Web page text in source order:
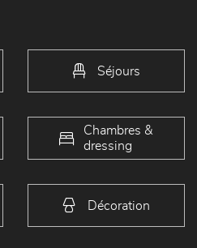
Séjours
Chambres &
dressing
Décoration